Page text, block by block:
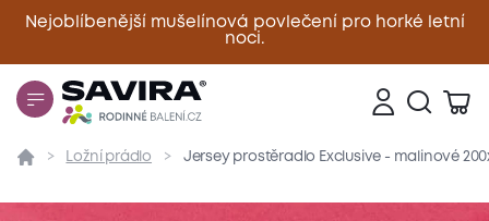
Nejoblíbenější mušelínová povlečení pro horké letní
noci.
Zavřít
Přehled Parametry Popis produktu Materiál
Ložní prádlo Jersey prostěradlo Exclusive - malinové